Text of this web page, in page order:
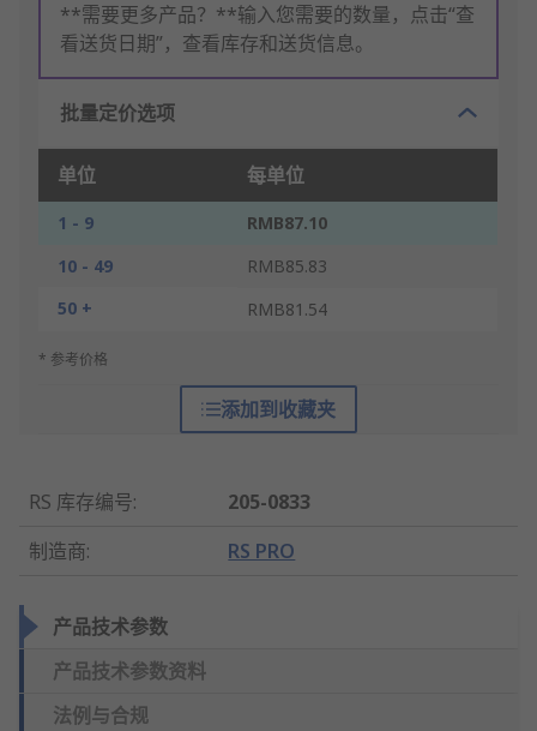
**需要更多产品？**输入您需要的数量，点击“查
看送货日期”，查看库存和送货信息。
批量定价选项
单位 每单位
1 - 9
RMB87.10
10 - 49
RMB85.83
50 +
RMB81.54
* 参考价格
添加到收藏夹
RS 库存编号:
205-0833
制造商: RS PRO
产品技术参数
产品技术参数资料
法例与合规